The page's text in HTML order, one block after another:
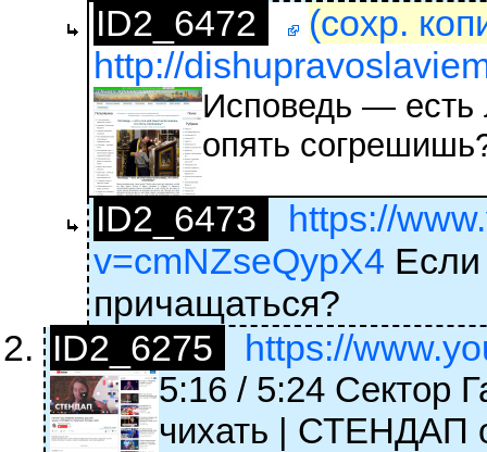
ID2_6472
(сохр.
http://
Исповедь — есть
опять
ID2_6473
https://
v=cmNZseQypX4 Если
причащаться?
ID2_6275
https://
5:16 / 5:24 Сектор
чихать | СТЕНДАП